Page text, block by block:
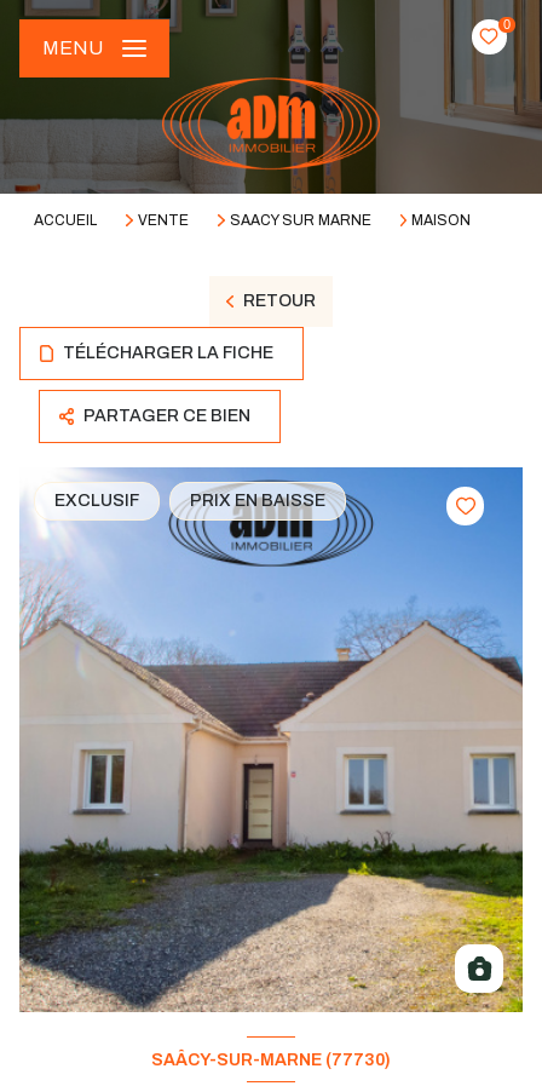
0
MENU
ACCUEIL VENTE SAACY SUR MARNE MAISON
RETOUR
TÉLÉCHARGER LA FICHE
PARTAGER CE BIEN
EXCLUSIF PRIX EN BAISSE
SAÂCY-SUR-MARNE (77730)